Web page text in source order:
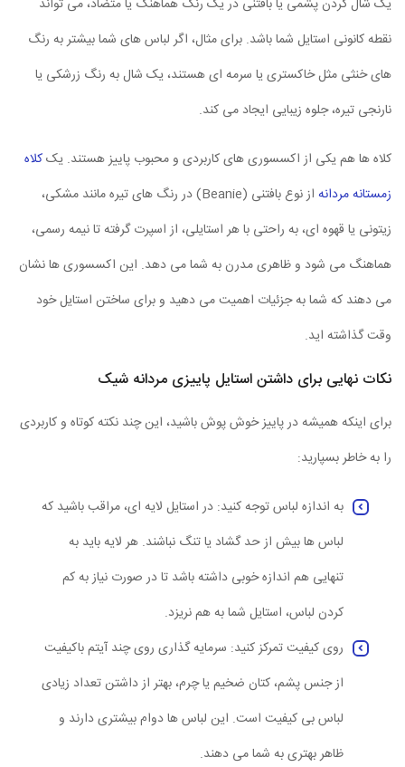
یک شال گردن پشمی یا بافتنی در یک رنگ هماهنگ یا متضاد، می تواند
نقطه کانونی استایل شما باشد. برای مثال، اگر لباس های شما بیشتر به رنگ
های خنثی مثل خاکستری یا سرمه ای هستند، یک شال به رنگ زرشکی یا
نارنجی تیره، جلوه زیبایی ایجاد می کند.
کلاه ها هم یکی از اکسسوری های کاربردی و محبوب پاییز هستند. یککلاه
زمستانه مردانه
از نوع بافتنی (Beanie) در رنگ های تیره مانند مشکی،
زیتونی یا قهوه ای، به راحتی با هر استایلی، از اسپرت گرفته تا نیمه رسمی،
هماهنگ می شود و ظاهری مدرن به شما می دهد. این اکسسوری ها نشان
می دهند که شما به جزئیات اهمیت می دهید و برای ساختن استایل خود
وقت گذاشته اید.
نکات نهایی برای داشتن استایل پاییزی مردانه شیک
برای اینکه همیشه در پاییز خوش پوش باشید، این چند نکته کوتاه و کاربردی
را به خاطر بسپارید:
به اندازه لباس توجه کنید: در استایل لایه ای، مراقب باشید که
لباس ها بیش از حد گشاد یا تنگ نباشند. هر لایه باید به
تنهایی هم اندازه خوبی داشته باشد تا در صورت نیاز به کم
کردن لباس، استایل شما به هم نریزد.
روی کیفیت تمرکز کنید: سرمایه گذاری روی چند آیتم باکیفیت
از جنس پشم، کتان ضخیم یا چرم، بهتر از داشتن تعداد زیادی
لباس بی کیفیت است. این لباس ها دوام بیشتری دارند و
ظاهر بهتری به شما می دهند.